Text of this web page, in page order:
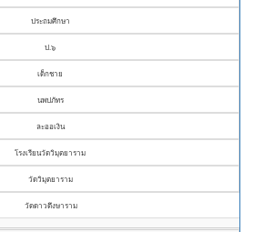
ประถมศึกษา
ป.๖
เด็กชาย
นพปภัทร
ละออเงิน
โรงเรียนวัดวิมุตยาราม
วัดวิมุตยาราม
วัดดาวดึงษาราม